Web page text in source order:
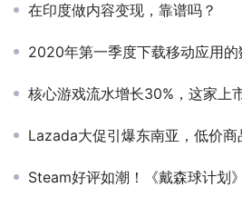
在印度做内容变现，靠谱吗？
2020年第一季度下载移动应用的
核心游戏流水增长30%，这家上
Lazada大促引爆东南亚，低价
Steam好评如潮！《戴森球计划》销